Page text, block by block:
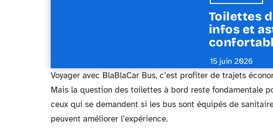
Toilettes
infos et
15 juin 2026
Voyager avec BlaBlaCar Bus, c’est profiter de trajets
Mais la question des toilettes à bord reste fondamentale
ceux qui se demandent si les bus sont équipés de
peuvent améliorer l’expérience.